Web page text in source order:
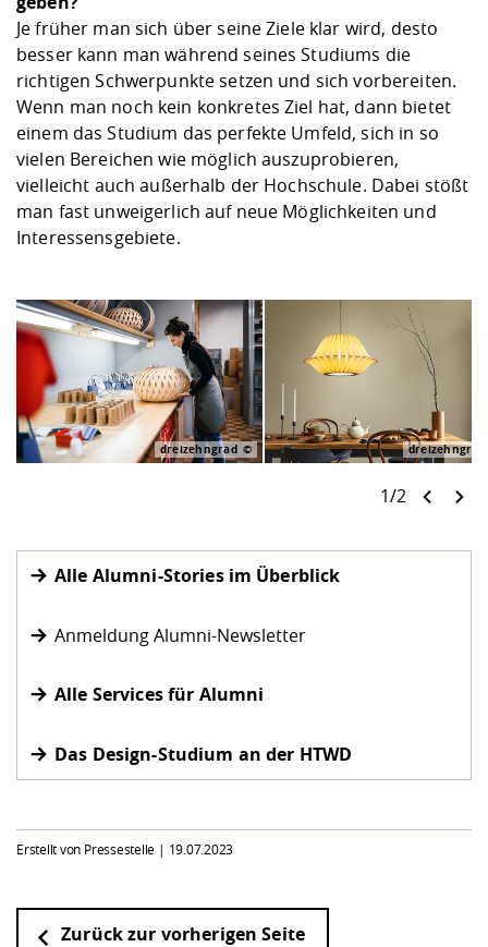
Je früher man sich über seine Ziele klar wird, desto
besser kann man während seines Studiums die
richtigen Schwerpunkte setzen und sich vorbereiten.
Wenn man noch kein konkretes Ziel hat, dann bietet
einem das Studium das perfekte Umfeld, sich in so
vielen Bereichen wie möglich auszuprobieren,
vielleicht auch außerhalb der Hochschule. Dabei stößt
man fast unweigerlich auf neue Möglichkeiten und
Interessensgebiete.
dreizehngrad dreizehngrad
1/2
Alle Alumni-Stories im Überblick
Anmeldung Alumni-Newsletter
Alle Services für Alumni
Das Design-Studium an der HTWD
Erstellt von Pressestelle | 19.07.2023
Zurück zur vorherigen Seite